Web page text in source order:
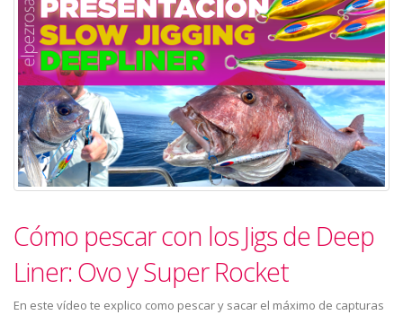
Cómo pescar con los Jigs de Deep
Liner: Ovo y Super Rocket
En este vídeo te explico como pescar y sacar el máximo de capturas